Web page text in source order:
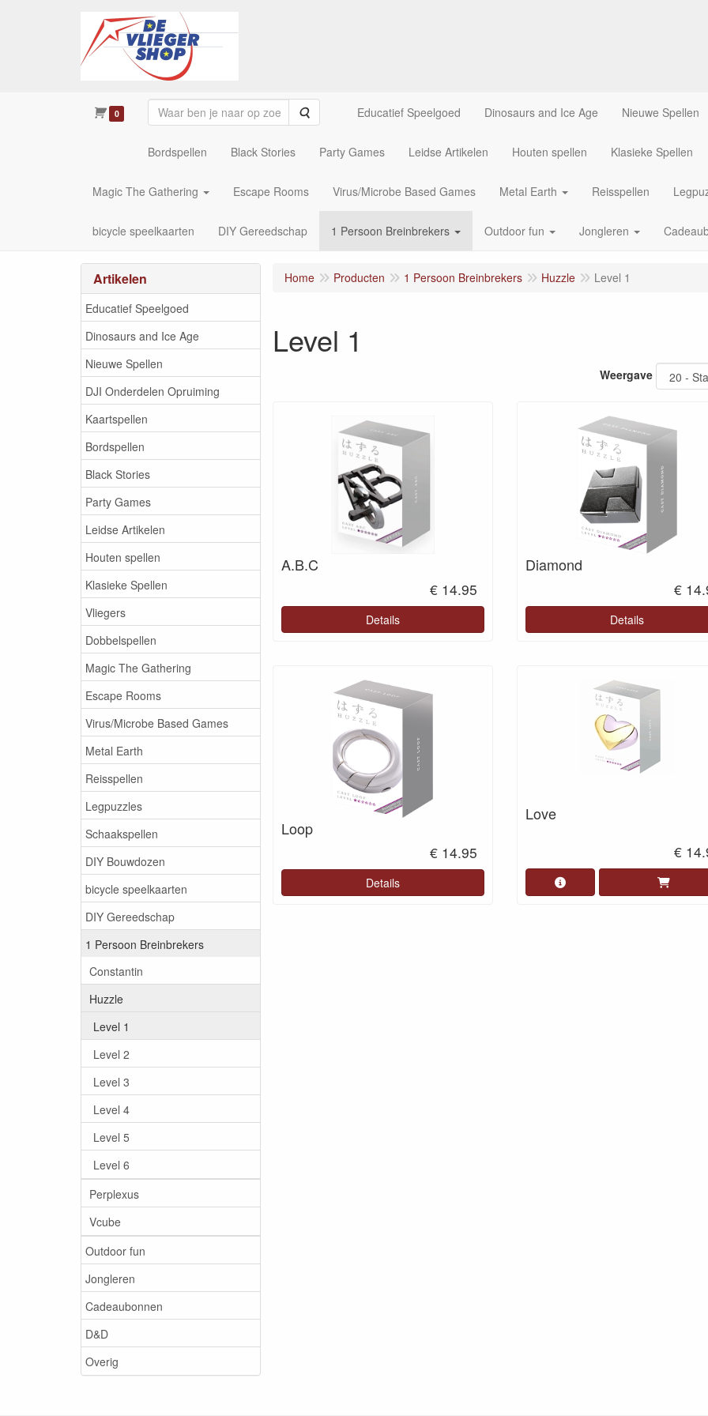
0 Zoeken Educatief Speelgoed Dinosaurs and Ice Age Nieuwe Spellen
Bordspellen Black Stories Party Games Leidse Artikelen Houten spellen Klasieke Spellen
Magic The Gathering Escape Rooms Virus/Microbe Based Games Metal Earth Reisspellen
bicycle speelkaarten DIY Gereedschap 1 Persoon Breinbrekers Outdoor fun Jongleren
Artikelen
Educatief Speelgoed
Dinosaurs and Ice Age
Nieuwe Spellen
DJI Onderdelen Opruiming
Kaartspellen
Bordspellen
Black Stories
Party Games
Leidse Artikelen
Houten spellen
Klasieke Spellen
Vliegers
Dobbelspellen
Magic The Gathering
Escape Rooms
Virus/Microbe Based Games
Metal Earth
Reisspellen
Legpuzzles
Schaakspellen
DIY Bouwdozen
bicycle speelkaarten
DIY Gereedschap
1 Persoon Breinbrekers
Constantin
Huzzle
Level 1
Level 2
Level 3
Level 4
Level 5
Level 6
Perplexus
Vcube
Outdoor fun
Jongleren
Cadeaubonnen
D&D
Overig
Home Producten 1 Persoon Breinbrekers Huzzle Level 1
Level 1
Weergave
A.B.C
€ 14.95
Details
Diamond
€
Details
Loop
€ 14.95
Details
Love
€